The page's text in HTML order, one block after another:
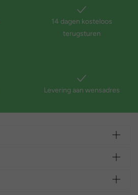
14 dagen kosteloos
terugsturen
Levering aan wensadres